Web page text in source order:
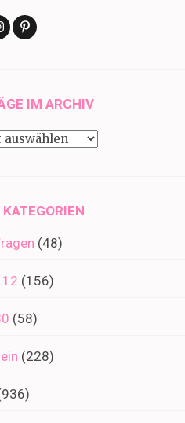
IM ARCHIV
(48)
12 (156)
(58)
(228)